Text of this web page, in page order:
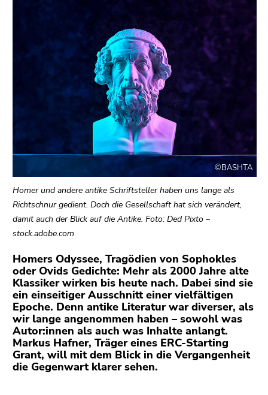
Zum
(Zugriffstaste
Zur
Positionsanzeige
(Zugriffstaste
2)
Zur
Hauptnavigation
(Zugriffstaste
3)
Zu
Zusatzinformationen
(Zugriffstaste
5)
Zu
den
Seiteneinstellungen
(Benutzer/Sprache)
(Zugriffstaste
8)
©BASHTA
Homer und andere antike Schriftsteller haben uns lange als
Richtschnur gedient. Doch die Gesellschaft hat sich verändert,
damit auch der Blick auf die Antike. Foto: Ded Pixto –
stock.adobe.com
Homers Odyssee, Tragödien von Sophokles
oder Ovids Gedichte: Mehr als 2000 Jahre alte
Klassiker wirken bis heute nach. Dabei sind sie
ein einseitiger Ausschnitt einer vielfältigen
Epoche. Denn antike Literatur war diverser, als
wir lange angenommen haben – sowohl was
Autor:innen als auch was Inhalte anlangt.
Markus Hafner, Träger eines ERC-Starting
Grant, will mit dem Blick in die Vergangenheit
die Gegenwart klarer sehen.